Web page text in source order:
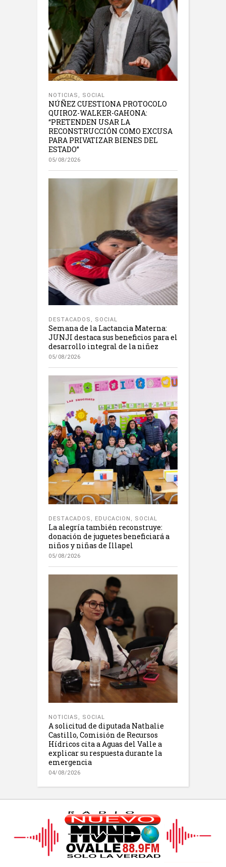
NOTICIAS , SOCIAL
NÚÑEZ CUESTIONA PROTOCOLO
QUIROZ-WALKER-GAHONA:
“PRETENDEN USAR LA
RECONSTRUCCIÓN COMO EXCUSA
PARA PRIVATIZAR BIENES DEL
ESTADO”
05/08/2026
DESTACADOS , SOCIAL
Semana de la Lactancia Materna:
JUNJI destaca sus beneficios para el
desarrollo integral de la niñez
05/08/2026
DESTACADOS , EDUCACION , SOCIAL
La alegría también reconstruye:
donación de juguetes beneficiará a
niños y niñas de Illapel
05/08/2026
NOTICIAS , SOCIAL
A solicitud de diputada Nathalie
Castillo, Comisión de Recursos
Hídricos cita a Aguas del Valle a
explicar su respuesta durante la
emergencia
04/08/2026